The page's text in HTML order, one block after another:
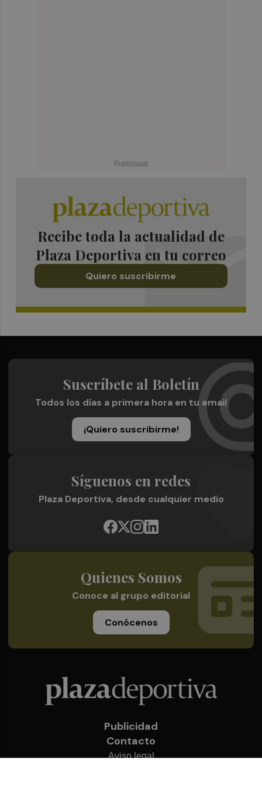
Recibe toda la actualidad de
Plaza Deportiva en tu correo
Quiero suscribirme
Suscríbete al Boletín
Todos los días a primera hora en tu email
¡Quiero suscribirme!
Síguenos en redes
Plaza Deportiva, desde cualquier medio
Quienes Somos
Conoce al grupo editorial
Conócenos
Publicidad
Contacto
Aviso legal